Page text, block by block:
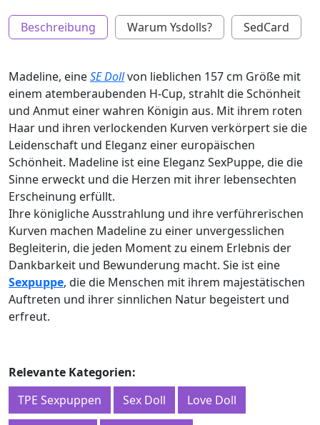
Beschreibung Warum Ysdolls? SedCard
Madeline, eineSE Dollvon lieblichen 157 cm Größe mit
einem atemberaubenden H-Cup, strahlt die Schönheit
und Anmut einer wahren Königin aus. Mit ihrem roten
Haar und ihren verlockenden Kurven verkörpert sie die
Leidenschaft und Eleganz einer europäischen
Schönheit. Madeline ist eine Eleganz SexPuppe, die die
Sinne erweckt und die Herzen mit ihrer lebensechten
Erscheinung erfüllt.
Ihre königliche Ausstrahlung und ihre verführerischen
Kurven machen Madeline zu einer unvergesslichen
Begleiterin, die jeden Moment zu einem Erlebnis der
Dankbarkeit und Bewunderung macht. Sie ist eine
Sexpuppe, die die Menschen mit ihrem majestätischen
Auftreten und ihrer sinnlichen Natur begeistert und
erfreut.
Relevante Kategorien:
TPE Sexpuppen
Sex Doll Love Doll